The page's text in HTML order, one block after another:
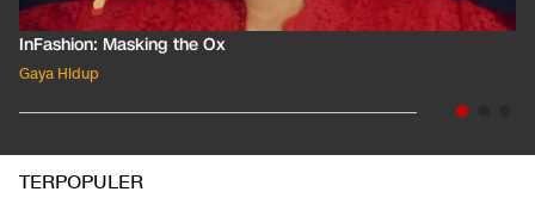
InFashion: Masking the Ox
Gaya Hidup
TERPOPULER